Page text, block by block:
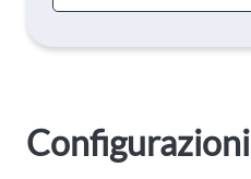
Configurazioni